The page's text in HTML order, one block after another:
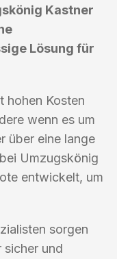
Kastner
Lösung für
hohen Kosten
wenn es um
über eine lange
Umzugskönig
entwickelt, um
sorgen
sicher und